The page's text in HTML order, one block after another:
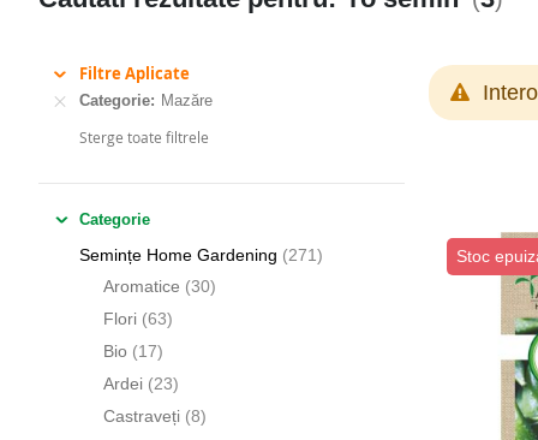
Stoc
Filtre Aplicate
Categorie Mazăre
Sterge toate filtrele
Categorie
Semințe Home Gardening 271
articole
Aromatice
30
articole
Flori 63
articole
Bio
17
articole
Ardei
23
articole
Castraveți 8
articole